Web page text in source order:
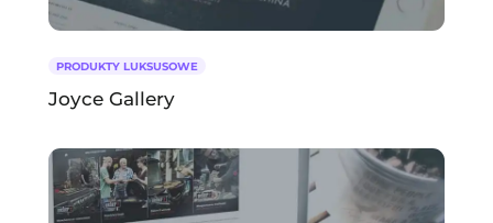
PRODUKTY LUKSUSOWE
Joyce Gallery